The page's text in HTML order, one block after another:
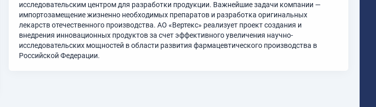
исследовательским центром для разработки продукции. Важнейшие задачи компании —
импортозамещение жизненно необходимых препаратов и разработка оригинальных
лекарств отечественного производства. АО «Вертекс» реализует проект создания и
внедрения инновационных продуктов за счет эффективного увеличения научно-
исследовательских мощностей в области развития фармацевтического производства в
Российской Федерации.